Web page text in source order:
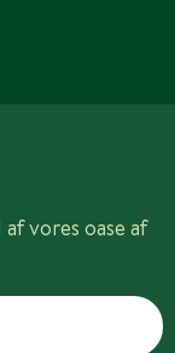
vores oase af